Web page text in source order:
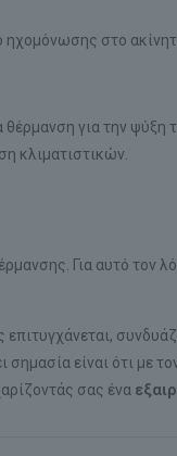
στο
θέρμανση για την
κλιματιστικών.
Για αυτό τον
σημασία είναι ότι με
σας ένα